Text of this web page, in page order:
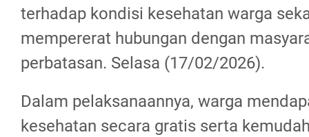
terhadap kondisi kesehatan warga
mempererat hubungan dengan
perbatasan. Selasa (17/02/2026).
Dalam pelaksanaannya, warga
kesehatan secara gratis serta